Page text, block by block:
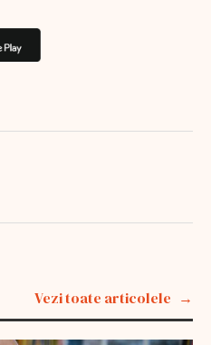
Vezi toate articolele